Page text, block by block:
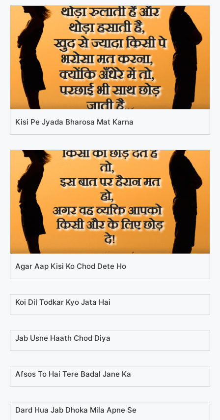
Kisi Pe Jyada Bharosa Mat Karna
Agar Aap Kisi Ko Chod Dete Ho
Koi Dil Todkar Kyo Jata Hai
Jab Usne Haath Chod Diya
Afsos To Hai Tere Badal Jane Ka
Dard Hua Jab Dhoka Mila Apne Se